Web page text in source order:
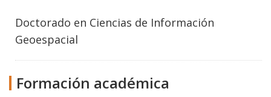
Doctorado en Ciencias de Información
Geoespacial
Formación académica